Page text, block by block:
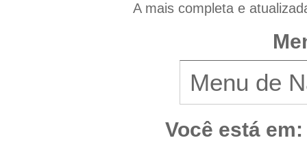
A mais completa e
Você está em: